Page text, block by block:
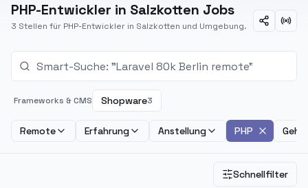
PHP-Entwickler in Salzkotten Jobs
3 Stellen für PHP-Entwickler in Salzkotten und Umgebung.
Frameworks & CMS Shopware3
Remote Erfahrung Anstellung PHP
Schnellfilter